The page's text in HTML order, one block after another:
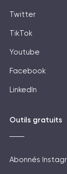
Twitter
TikTok
Youtube
Facebook
LinkedIn
Outils gratuits
Abonnés